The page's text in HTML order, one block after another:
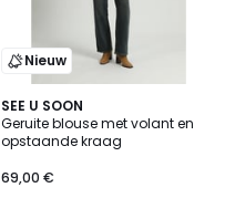
Nieuw
SEE U SOON
Geruite blouse met volant en
opstaande kraag
69,00 €